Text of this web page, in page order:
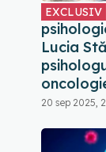
EXCLUSIV
Lucia
20 sep 2025,